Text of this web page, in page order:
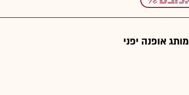
מותג אופנה יפני